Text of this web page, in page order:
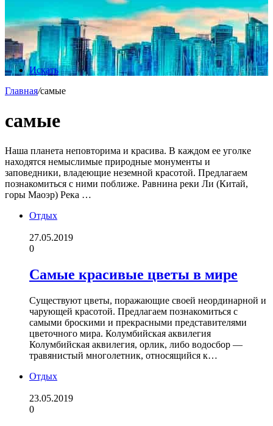
Искать
Главная/самые
самые
Наша планета неповторима и красива. В каждом ее уголке
находятся немыслимые природные монументы и
заповедники, владеющие неземной красотой. Предлагаем
познакомиться с ними поближе. Равнина реки Ли (Китай,
горы Маоэр) Река …
Отдых
27.05.2019
0
Самые красивые цветы в мире
Существуют цветы, поражающие своей неординарной и
чарующей красотой. Предлагаем познакомиться с
самыми броскими и прекрасными представителями
цветочного мира. Колумбийская аквилегия
Колумбийская аквилегия, орлик, либо водосбор —
травянистый многолетник, относящийся к…
Отдых
23.05.2019
0